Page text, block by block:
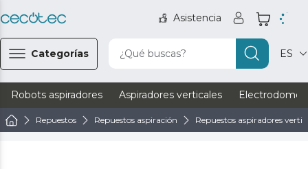
Asistencia
Categorías ¿Qué buscas? ES
Robots aspiradores Aspiradores verticales
Repuestos Repuestos aspiración Repuestos aspiradores